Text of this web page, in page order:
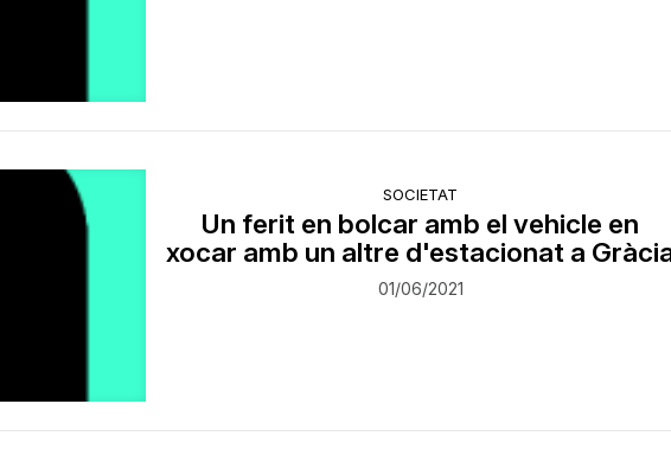
SOCIETAT
Un ferit en bolcar amb el vehicle en
xocar amb un altre d'estacionat a
01/06/2021